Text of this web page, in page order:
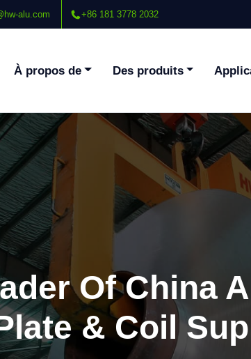
alu.com +86 181 3778 2032
À propos de Des produits
Of China
& Coil